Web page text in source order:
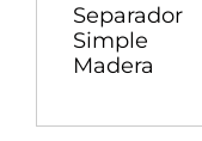
Separador
Simple
Madera